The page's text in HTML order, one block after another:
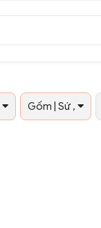
Gốm | Sứ ,